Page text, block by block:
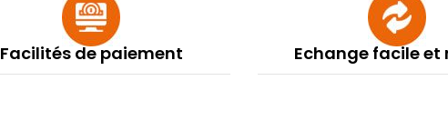
Facilités de paiement Echange facile et